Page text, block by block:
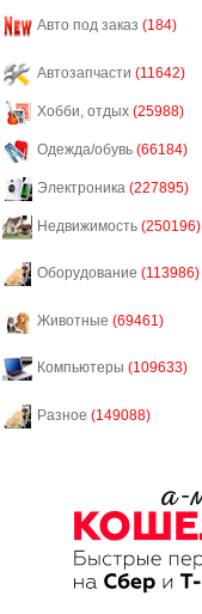
Авто под заказ (184)
Автозапчасти (11642)
Хобби, отдых (25988)
Одежда/обувь (66184)
Электроника (227895)
Недвижимость (250196)
Оборудование (113986)
Животные (69461)
Компьютеры (109633)
Разное (149088)